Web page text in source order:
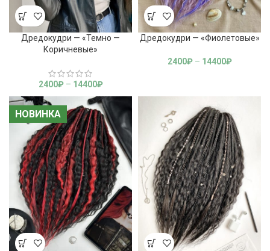
Дредокудри — «Темно —
Коричневые»
2400₽ – 14400₽
Дредокудри — «Фиолетовые»
2400₽ – 14400₽
НОВИНКА
НОВИНКА